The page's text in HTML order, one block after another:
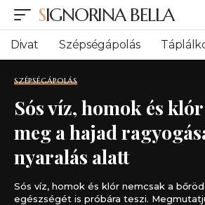
SIGNORINA BELLA
Divat Szépségápolás
SZÉPSÉGÁPOLÁS
Sós víz, homok és
meg a hajad
nyaralás alatt
Sós víz, homok és klór nemcsak a
egészségét is próbára teszi.